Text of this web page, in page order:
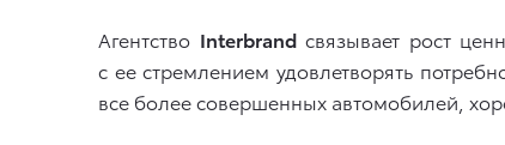
Агентство Interbrandсвязывает рост
с ее стремлением удовлетворять
все более совершенных автомобилей,